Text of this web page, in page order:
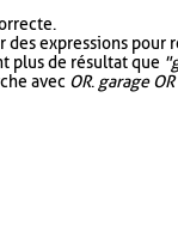
expressions pour
plus de résultat que
avec OR. garage